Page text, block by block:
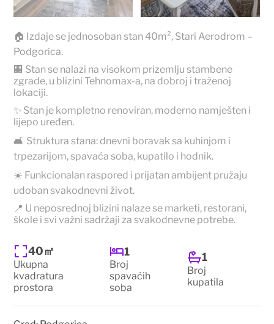
🏠 Izdaje se jednosoban stan 40m², Stari Aerodrom –
Podgorica.
🏢 Stan se nalazi na visokom prizemlju stambene
zgrade, u blizini Tehnomax-a, na dobroj i traženoj
lokaciji.
✨ Stan je kompletno renoviran, moderno namješten i
lijepo uređen.
🛋️ Struktura stana: dnevni boravak sa kuhinjom i
trpezarijom, spavaća soba, kupatilo i hodnik.
☀️ Funkcionalan raspored i prijatan ambijent pružaju
udoban svakodnevni život.
📍 U neposrednoj blizini nalaze se marketi, restorani,
škole i svi važni sadržaji za svakodnevne potrebe.
40㎡
Ukupna
kvadratura
prostora
1
Broj
spavaćih
soba
1
Broj
kupatila